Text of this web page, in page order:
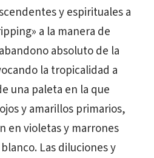
y espirituales a
a la manera de
absoluto de la
la tropicalidad a
una paleta en la que
y amarillos primarios,
en violetas y marrones
Las diluciones y